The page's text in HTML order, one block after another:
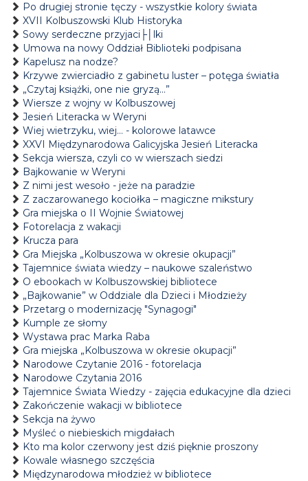
Po drugiej stronie tęczy - wszystkie kolory świata
XVII Kolbuszowski Klub Historyka
Sowy serdeczne przyjaci├│lki
Umowa na nowy Oddział Biblioteki podpisana
Kapelusz na nodze?
Krzywe zwierciadło z gabinetu luster – potęga światła
„Czytaj książki, one nie gryzą...”
Wiersze z wojny w Kolbuszowej
Jesień Literacka w Weryni
Wiej wietrzyku, wiej… - kolorowe latawce
XXVI Międzynarodowa Galicyjska Jesień Literacka
Sekcja wiersza, czyli co w wierszach siedzi
Bajkowanie w Weryni
Z nimi jest wesoło - jeże na paradzie
Z zaczarowanego kociołka – magiczne mikstury
Gra miejska o II Wojnie Światowej
Fotorelacja z wakacji
Krucza para
Gra Miejska „Kolbuszowa w okresie okupacji”
Tajemnice świata wiedzy – naukowe szaleństwo
O ebookach w Kolbuszowskiej bibliotece
„Bajkowanie” w Oddziale dla Dzieci i Młodzieży
Przetarg o modernizację "Synagogi"
Kumple ze słomy
Wystawa prac Marka Raba
Gra miejska „Kolbuszowa w okresie okupacji”
Narodowe Czytanie 2016 - fotorelacja
Narodowe Czytania 2016
Tajemnice Świata Wiedzy - zajęcia edukacyjne dla dzieci
Zakończenie wakacji w bibliotece
Sekcja na żywo
Myśleć o niebieskich migdałach
Kto ma kolor czerwony jest dziś pięknie proszony
Kowale własnego szczęścia
Międzynarodowa młodzież w bibliotece